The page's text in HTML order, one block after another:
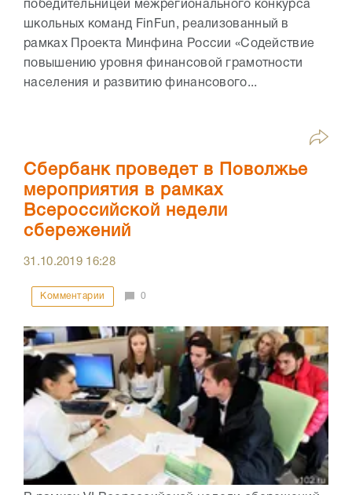
победительницей межрегионального конкурса
школьных команд FinFun, реализованный в
рамках Проекта Минфина России «Содействие
повышению уровня финансовой грамотности
населения и развитию финансового...
Сбербанк проведет в Поволжье
мероприятия в рамках
Всероссийской недели
сбережений
31.10.2019 16:28
Комментарии 0